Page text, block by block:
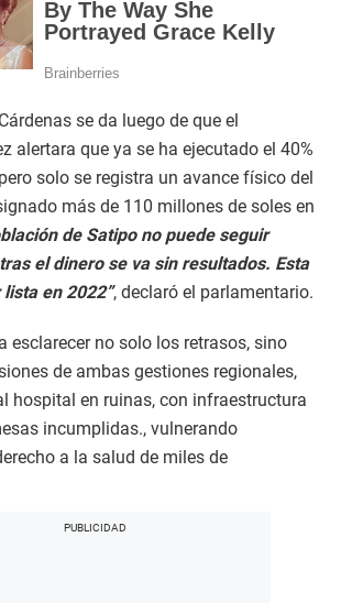
se da luego de que el
alertara que ya se ha ejecutado el 40%
solo se registra un avance físico del
más de 110 millones de soles en
de Satipo no puede seguir
el dinero se va sin resultados. Esta
en 2022”, declaró el parlamentario.
esclarecer no solo los retrasos, sino
de ambas gestiones regionales,
hospital en ruinas, con infraestructura
incumplidas., vulnerando
a la salud de miles de